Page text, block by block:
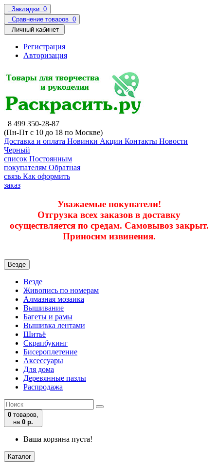
Закладки 0
Сравнение товаров 0
Личный кабинет
Регистрация
Авторизация
8 499 350-28-87
(Пн-Пт с 10 до 18 по Москве)
Доставка и оплата Новинки Акции Контакты Новости
Черный
список Постоянным
покупателям Обратная
связь Как оформить
заказ
Уважаемые покупатели!
Отгрузка всех заказов в доставку
осуществляется по средам. Самовывоз закрыт.
Приносим извинения.
Везде
Везде
Живопись по номерам
Алмазная мозаика
Вышивание
Багеты и рамы
Вышивка лентами
Шитьё
Скрапбукинг
Бисероплетение
Аксессуары
Для дома
Деревянные пазлы
Распродажа
0 товаров,
на 0 р.
Ваша корзина пуста!
Каталог